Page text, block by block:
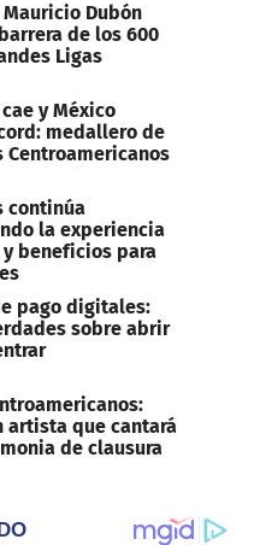
Dubón
de los 600
Ligas
y México
medallero de
Centroamericanos
continúa
la experiencia
beneficios para
pago digitales:
sobre abrir
artista que cantará
de clausura